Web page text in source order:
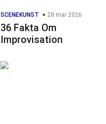
SCENEKUNST 28 mar 2026
36 Fakta Om
Improvisation